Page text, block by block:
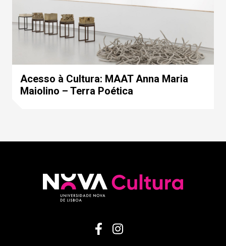
Acesso à Cultura: MAAT Anna Maria
Maiolino – Terra Poética